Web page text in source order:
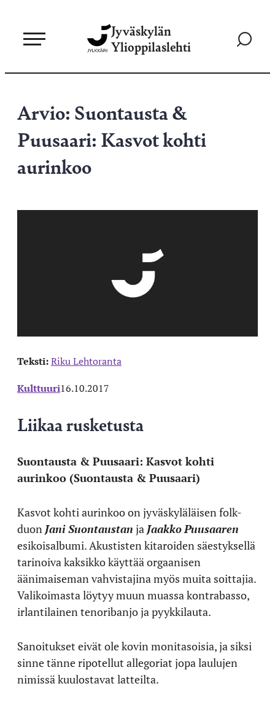
sisältöön
Jyväskylän
Ylioppilaslehti
Siirry
Arvio: Suontausta &
Puusaari: Kasvot kohti
aurinkoo
Teksti:Riku Lehtoranta
Kulttuuri16.10.2017
Liikaa rusketusta
Suontausta & Puusaari: Kasvot kohti
aurinkoo (Suontausta & Puusaari)
Kasvot kohti aurinkoo on jyväskyläläisen folk-
duon Jani Suontaustan ja JaakkoPuusaaren
esikoisalbumi. Akustisten kitaroiden säestyksellä
tarinoiva kaksikko käyttää orgaanisen
äänimaiseman vahvistajina myös muita soittajia.
Valikoimasta löytyy muun muassa kontrabasso,
irlantilainen tenoribanjo ja pyykkilauta.
Sanoitukset eivät ole kovin monitasoisia, ja siksi
sinne tänne ripotellut allegoriat jopa laulujen
nimissä kuulostavat latteilta.